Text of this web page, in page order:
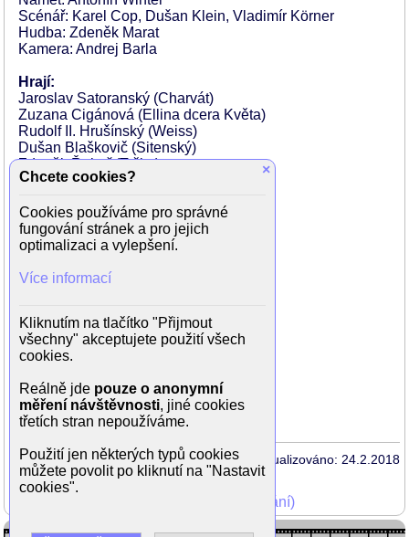
Scénář: Karel Cop, Dušan Klein, Vladimír Körner
Hudba: Zdeněk Marat
Kamera: Andrej Barla
Hrají:
Jaroslav Satoranský (Charvát)
Zuzana Cigánová (Ellina dcera Květa)
Rudolf II. Hrušínský (Weiss)
Dušan Blaškovič (Sitenský)
Zdeněk Řehoř (Trčka)
Milan Stehlík (Ulrych)
Otto Budín (vedoucí pošty)
Jan Cmíral (náměstek)
Marek Eben
Jan Kotva (příslušník VB)
Miroslav Nohýnek (pracovník Sazky)
Bronislav Poloczek (Zahn)
René Přibil (Malásek)
Bohumil Šmída (Vítek)
Karel Urbánek (lékař)
Aktualizováno: 24.2.2018
Mohli jste vidět v TV (zobrazit starší vysílání)
×
Chcete cookies?
Cookies používáme pro správné
fungování stránek a pro jejich
optimalizaci a vylepšení.
Více informací
Kliknutím na tlačítko "Přijmout
všechny" akceptujete použití všech
cookies.
Reálně jde pouze o anonymní
měření návštěvnosti, jiné cookies
třetích stran nepoužíváme.
Použití jen některých typů cookies
můžete povolit po kliknutí na "Nastavit
cookies".